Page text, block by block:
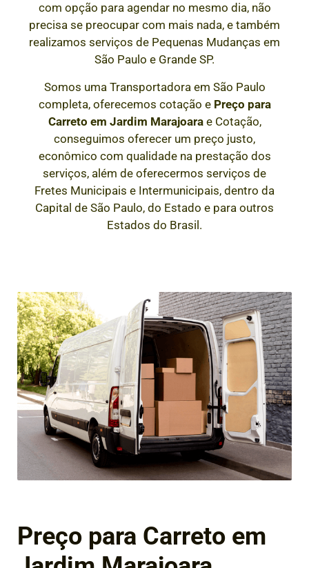
com opção para agendar no mesmo dia, não
precisa se preocupar com mais nada, e também
realizamos serviços de Pequenas Mudanças em
São Paulo e Grande SP.
Somos uma Transportadora em São Paulo
completa, oferecemos cotação e Preço para
Carreto em Jardim Marajoarae Cotação,
conseguimos oferecer um preço justo,
econômico com qualidade na prestação dos
serviços, além de oferecermos serviços de
Fretes Municipais e Intermunicipais, dentro da
Capital de São Paulo, do Estado e para outros
Estados do Brasil.
Preço para Carreto em